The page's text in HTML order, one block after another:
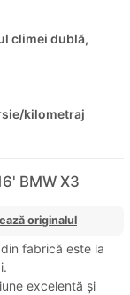
climei dublă,
kilometraj
BMW X3
originalul
fabrică este la
excelentă și